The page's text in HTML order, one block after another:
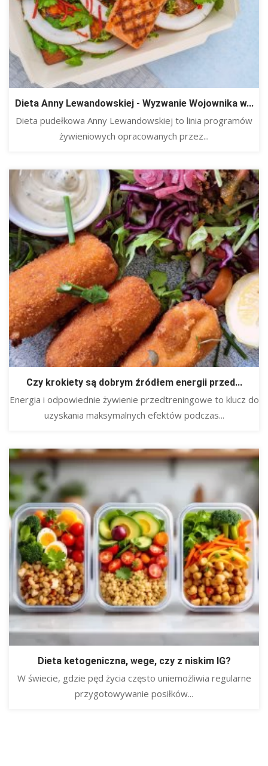
Dieta Anny Lewandowskiej - Wyzwanie Wojownika w...
Dieta pudełkowa Anny Lewandowskiej to linia programów
żywieniowych opracowanych przez...
Czy krokiety są dobrym źródłem energii przed...
Energia i odpowiednie żywienie przedtreningowe to klucz do
uzyskania maksymalnych efektów podczas...
Dieta ketogeniczna, wege, czy z niskim IG?
W świecie, gdzie pęd życia często uniemożliwia regularne
przygotowywanie posiłków...